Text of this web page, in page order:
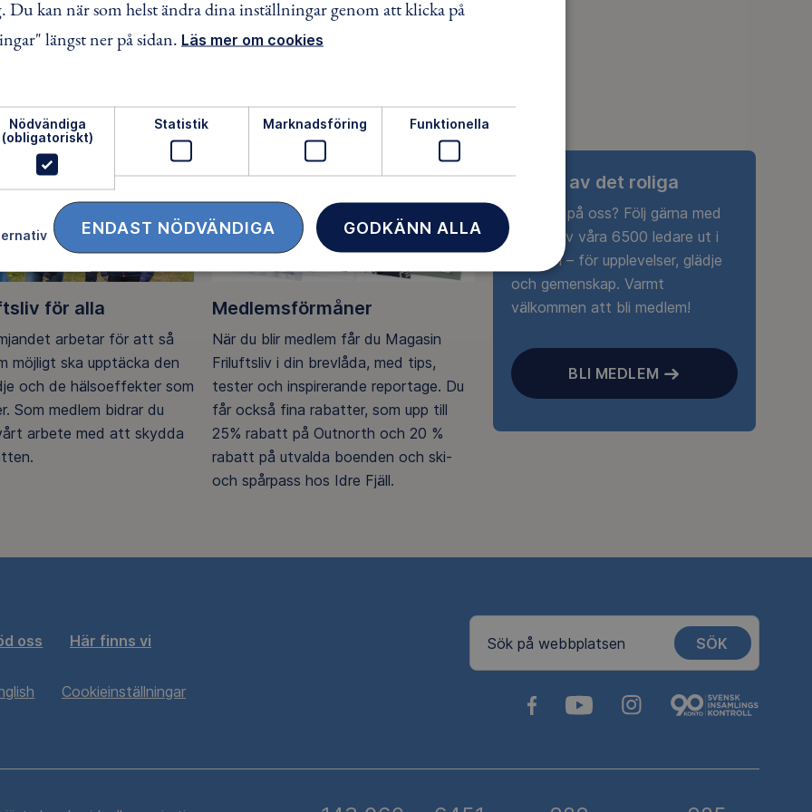
FACEBOOKTWITTERLINKEDIN
för alla
arbetar för att så
möjligt ska upptäcka den
och de hälsoeffekter som
Som medlem bidrar du
arbete med att skydda
Medlemsförmåner
När du blir medlem får du Magasin
Friluftsliv i din brevlåda, med tips,
tester och inspirerande reportage. Du
får också fina rabatter, som upp till
25% rabatt på Outnorth och 20 %
rabatt på utvalda boenden och ski-
och spårpass hos Idre Fjäll.
Ta del av det roliga
Nyfiken på oss? Följ gärna med
någon av våra 6500 ledare ut i
naturen – för upplevelser, glädje
och gemenskap. Varmt
välkommen att bli medlem!
BLI MEDLEM
oss Här finns vi
Cookieinställningar
Sök på webbplatsen SÖK
Du kan när som helst ändra dina inställningar genom att klicka på
längst ner på sidan. Läs mer om cookies
Nödvändiga
(obligatoriskt)
Statistik Marknadsföring Funktionella
GODKÄNN ALLA
ENDAST NÖDVÄNDIGA